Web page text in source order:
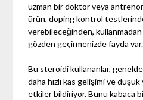
uzman bir doktor veya
ürün, doping kontrol
verebileceğinden,
gözden geçirmenizde fayda var.
Bu steroidi kullananlar, genelde
daha hızlı kas gelişimi ve
etkiler bildiriyor. Bunu kabaca